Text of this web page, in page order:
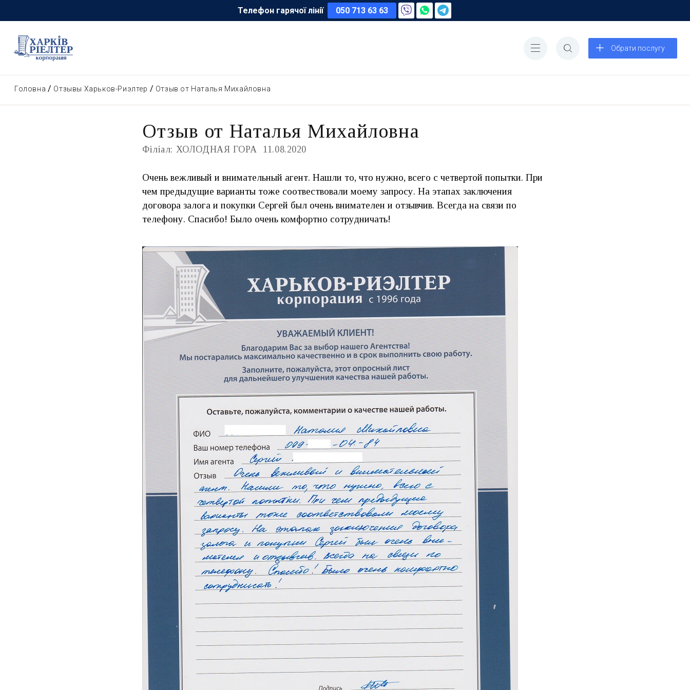
Телефон гарячої лінії 050 713 63 63
Обрати послугу
Головна Отзывы Харьков-Риэлтер Отзыв от Наталья Михайловна
Отзыв от Наталья Михайловна
Філіал: ХОЛОДНАЯ ГОРА 11.08.2020
Очень вежливый и внимательный агент. Нашли то, что нужно, всего с четвертой попытки. При
чем предыдущие варианты тоже соотвествовали моему запросу. На этапах заключения
договора залога и покупки Сергей был очень внимателен и отзывчив. Всегда на связи по
телефону. Спасибо! Было очень комфортно сотрудничать!